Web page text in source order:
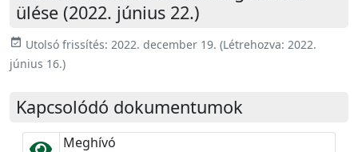
ülése (2022. június 22.)
event_available Utolsó frissítés: 2022. december 19. (Létrehozva: 2022.
június 16.)
Kapcsolódó dokumentumok
Meghívó